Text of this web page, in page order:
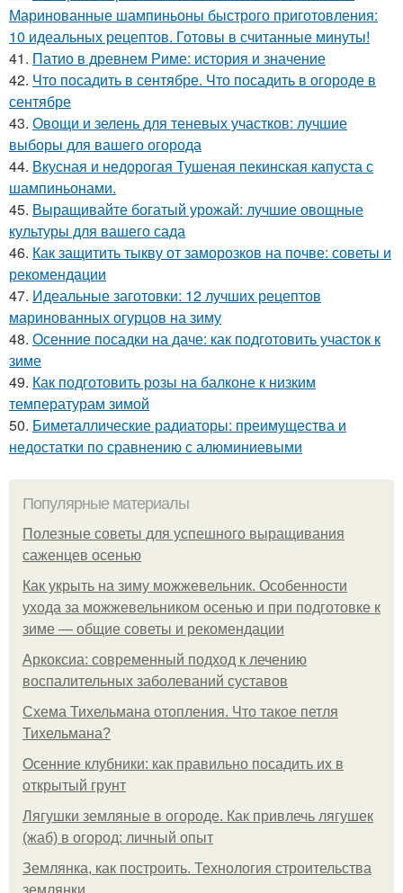
Маринованные шампиньоны быстрого приготовления:
10 идеальных рецептов. Готовы в считанные минуты!
41. Патио в древнем Риме: история и значение
42. Что посадить в сентябре. Что посадить в огороде в
сентябре
43. Овощи и зелень для теневых участков: лучшие
выборы для вашего огорода
44. Вкусная и недорогая Тушеная пекинская капуста с
шампиньонами.
45. Выращивайте богатый урожай: лучшие овощные
культуры для вашего сада
46. Как защитить тыкву от заморозков на почве: советы и
рекомендации
47. Идеальные заготовки: 12 лучших рецептов
маринованных огурцов на зиму
48. Осенние посадки на даче: как подготовить участок к
зиме
49. Как подготовить розы на балконе к низким
температурам зимой
50. Биметаллические радиаторы: преимущества и
недостатки по сравнению с алюминиевыми
Популярные материалы
Полезные советы для успешного выращивания
саженцев осенью
Как укрыть на зиму можжевельник. Особенности
ухода за можжевельником осенью и при подготовке к
зиме — общие советы и рекомендации
Аркоксиа: современный подход к лечению
воспалительных заболеваний суставов
Схема Тихельмана отопления. Что такое петля
Тихельмана?
Осенние клубники: как правильно посадить их в
открытый грунт
Лягушки земляные в огороде. Как привлечь лягушек
(жаб) в огород: личный опыт
Землянка, как построить. Технология строительства
землянки